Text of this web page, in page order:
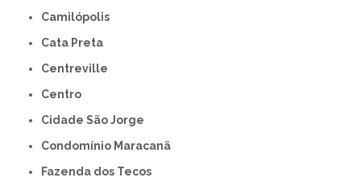
Camilópolis
Cata Preta
Centreville
Centro
Cidade São Jorge
Condomínio Maracanã
Fazenda dos Tecos